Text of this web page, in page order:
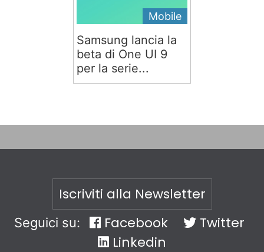
Mobile
Samsung lancia la
beta di One UI 9
per la serie...
Iscriviti alla Newsletter
Seguici su: Facebook
Twitter
Linkedin